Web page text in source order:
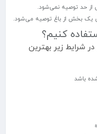
از حد توصیه نمی‌شود.
یک بخش از باغ توصیه می‌شود.
کنیم؟
در شرایط زیر بهترین
باشد